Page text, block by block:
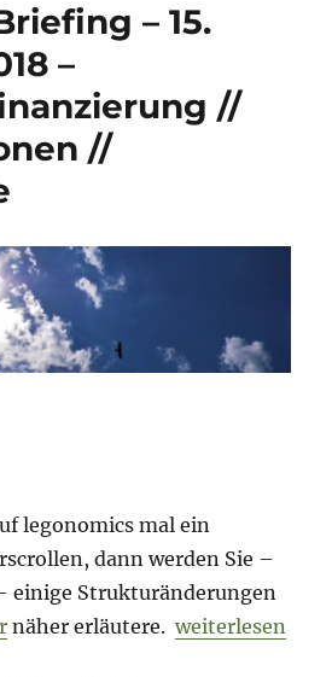
April
–
FDP
//
EU-
– 15.
–
//
//
legonomics mal ein
dann werden Sie –
einige Strukturänderungen
näher erläutere.„Morning
weiterlesen